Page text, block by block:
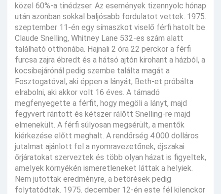
közel 60%-a tinédzser. Az események tizennyolc hónap
után azonban sokkal baljósabb fordulatot vettek. 1975.
szeptember 11-én egy símaszkot viselő férfi hatolt be
Claude Snelling, Whitney Lane 532-es szám alatt
található otthonába. Hajnali 2 óra 22 perckor a férfi
furcsa zajra ébredt és a hátsó ajtón kirohant a házból, a
kocsibejárónál pedig szembe találta magát a
Fosztogatóval, aki éppen a lányát, Beth-et próbálta
elrabolni, aki akkor volt 16 éves. A támadó
megfenyegette a férfit, hogy megöli a lányt, majd
fegyvert rántott és kétszer rálőtt Snelling-re majd
elmenekült. A férfi súlyosan megsérült, a mentők
kiérkezése előtt meghalt. A rendőrség 4.000 dolláros
jutalmat ajánlott fel a nyomravezetőnek, éjszakai
őrjáratokat szerveztek és több olyan házat is figyeltek,
amelyek környékén ismeretleneket láttak a helyiek.
Nem jutottak eredményre, a betörések pedig
folytatódtak. 1975. december 12-én este fél kilenckor